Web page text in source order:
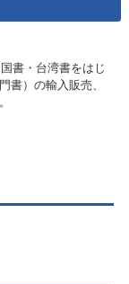
書・台湾書をはじ
書）の輸入販売、